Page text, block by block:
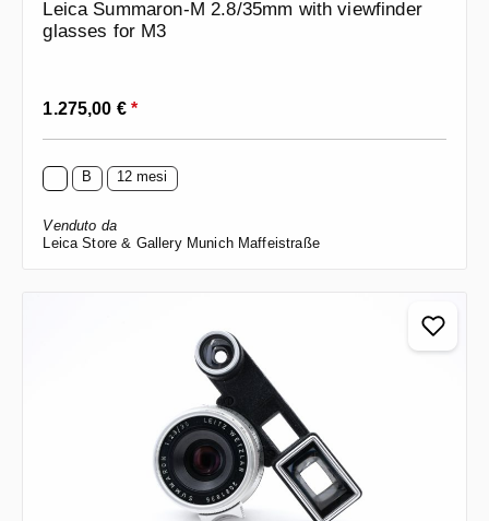
Leica Summaron-M 2.8/35mm with viewfinder
glasses for M3
Prezzo normale:
1.275,00 €*
B 12 mesi
Venduto da
Leica Store & Gallery Munich Maffeistraße